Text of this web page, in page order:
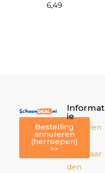
6,49
Bestelling
annuleren
(herroepen)
>>
Informat
ie
Algemen
e
voorwaar
den